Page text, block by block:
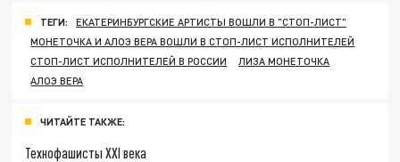
ТЕГИ:
ЕКАТЕРИНБУРГСКИЕ АРТИСТЫ ВОШЛИ В "СТОП-ЛИСТ"
МОНЕТОЧКА И АЛОЭ ВЕРА ВОШЛИ В СТОП-ЛИСТ ИСПОЛНИТЕЛЕЙ
СТОП-ЛИСТ ИСПОЛНИТЕЛЕЙ В РОССИИ
ЛИЗА МОНЕТОЧКА
АЛОЭ ВЕРА
ЧИТАЙТЕ ТАКЖЕ:
Технофашисты XXI века